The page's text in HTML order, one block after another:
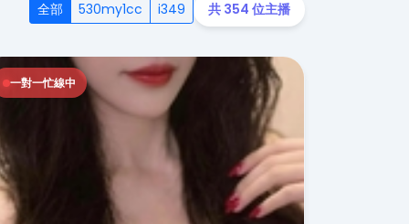
全部 530my1cc i349 共 354 位主播
一對一忙線中